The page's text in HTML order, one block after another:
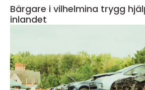
Bärgare i vilhelmina trygg hjälp på vägarna i
inlandet